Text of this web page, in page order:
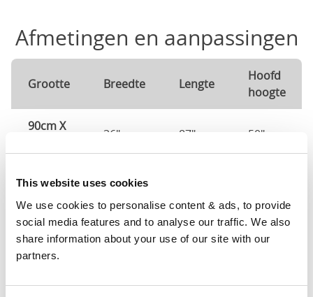
This website uses cookies
We use cookies to personalise content & ads, to provide
social media features and to analyse our traffic. We also
share information about your use of our site with our
partners.
Afmetingen en aanpassingen
Grootte Breedte Lengte
Hoofd
hoogte
90cm X
36" 87" 50"
120cm
200cm
140cm
X